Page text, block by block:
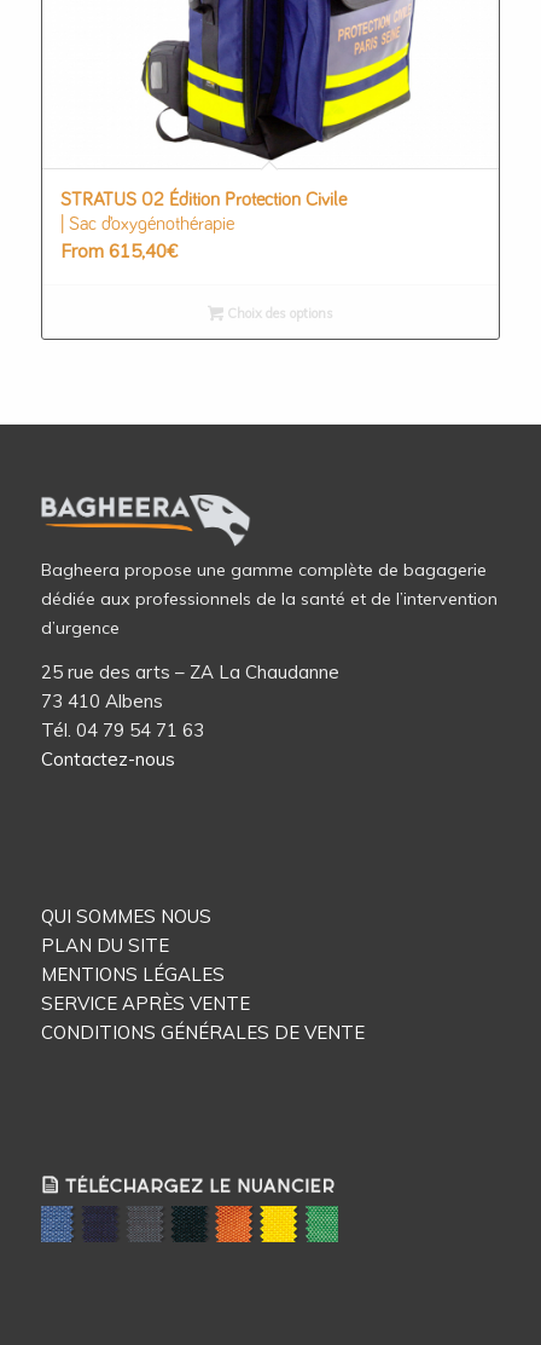
STRATUS 02 Édition Protection Civile
| Sac d’oxygénothérapie
From 615,40€
Choix des options
Bagheera propose une gamme complète de bagagerie
dédiée aux professionnels de la santé et de l’intervention
d’urgence
25 rue des arts – ZA La Chaudanne
73 410 Albens
Tél. 04 79 54 71 63
Contactez-nous
QUI SOMMES NOUS
PLAN DU SITE
MENTIONS LÉGALES
SERVICE APRÈS VENTE
CONDITIONS GÉNÉRALES DE VENTE